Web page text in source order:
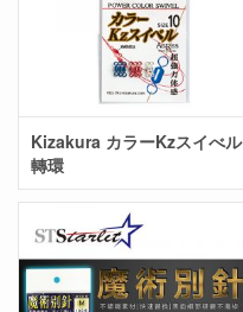
Kizakura カラーKzスイべル
轉環